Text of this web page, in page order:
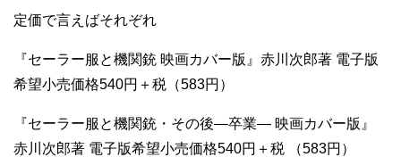
定価で言えばそれぞれ
『セーラー服と機関銃 映画カバー版』赤川次郎著 電子版
希望小売価格540円＋税（583円）
『セーラー服と機関銃・その後―卒業― 映画カバー版』
赤川次郎著 電子版希望小売価格540円＋税 （583円）